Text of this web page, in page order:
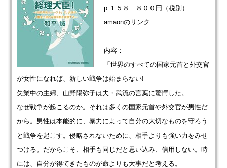
p.１５８ ８００円（税別）
amaonのリンク
内容：
「世界のすべての国家元首と外交官
が女性になれば、新しい戦争は始まらない!
失業中の主婦、山野陽弥子は夫・武流の言葉に驚愕した。
なぜ戦争が起こるのか。それは多くの国家元首や外交官が男性だ
から。男性は本能的に、暴力によって自分の大切なものを守ろう
と戦争を起こす。侵略されないために、相手よりも強い力をみせ
つける。だからこそ、相手も同じだと思い込み、信用しない。時
には、自分が得てきたものが命よりも大事だと考える。